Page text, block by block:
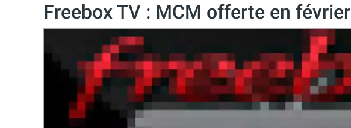
Freebox TV : MCM offerte en février